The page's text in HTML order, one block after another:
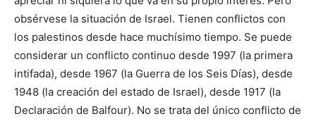
obsérvese la situación de Israel. Tienen conflictos con
los palestinos desde hace muchísimo tiempo. Se puede
considerar un conflicto continuo desde 1997 (la primera
intifada), desde 1967 (la Guerra de los Seis Días), desde
1948 (la creación del estado de Israel), desde 1917 (la
Declaración de Balfour). No se trata del único conflicto de